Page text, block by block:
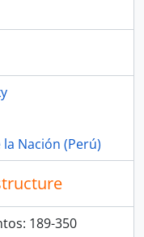
salitre
de tesorería
a la Caja de Cusco
de haberes
cargo sin título
de mesada
Nación (Perú)
189-350